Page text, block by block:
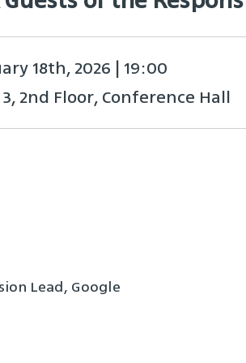
18th, 2026 | 19:00
2nd Floor, Conference Hall
Lead, Google